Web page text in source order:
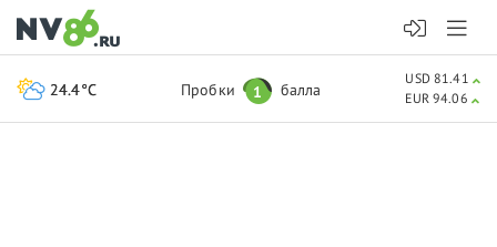
24.4°C Пробки 1 балла
USD 81.41
EUR 94.06